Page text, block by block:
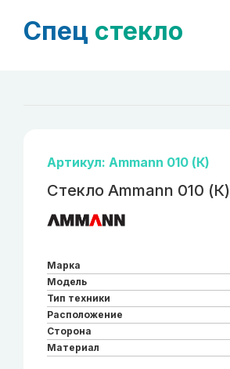
Спец стекло
Артикул: Ammann 010 (К)
Стекло Ammann 010 (К)
Марка
Модель
Тип техники
Расположение
Сторона
Материал